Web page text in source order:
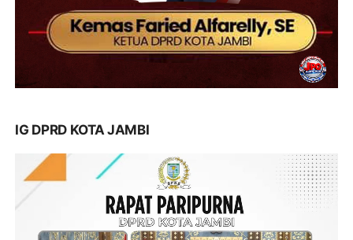
IG DPRD KOTA JAMBI